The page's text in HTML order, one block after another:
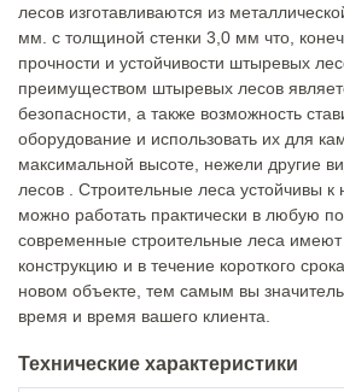
лесов изготавливаются из
мм. с толщиной стенки 3,0 мм что,
прочности и устойчивости штыревых
преимуществом штыревых лесов
безопасности, а также возможность
оборудование и использовать их для
максимальной высоте, нежели другие
лесов . Строительные леса устойчивы
можно работать практически в любую
современные строительные леса
конструкцию и в течение короткого
новом объекте, тем самым вы
время и время вашего клиента.
Технические характеристики